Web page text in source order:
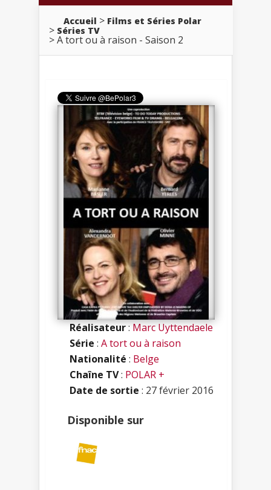
Accueil
Films et Séries Polar
Séries TV
A tort ou à raison - Saison 2
Réalisateur:Marc Uyttendaele
Série : A tort ou à raison
Nationalité : Belge
Chaîne TV: POLAR +
Date de sortie : 27 février 2016
Disponible sur